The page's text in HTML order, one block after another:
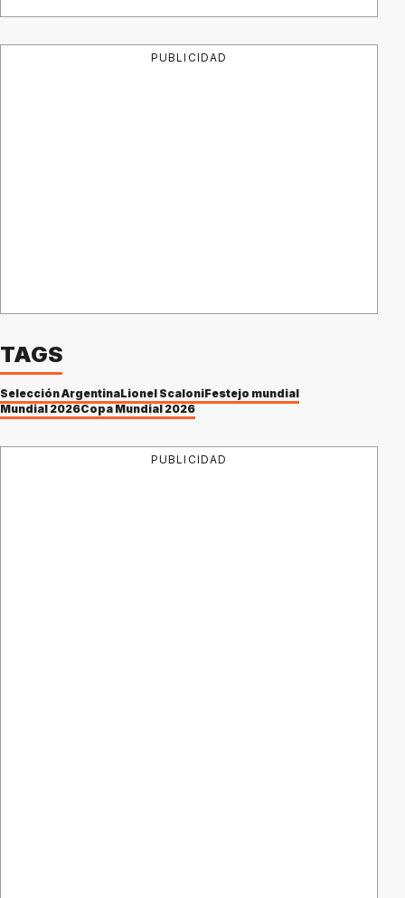
PUBLICIDAD
TAGS
Selección ArgentinaLionel ScaloniFestejo mundial
Mundial 2026Copa Mundial 2026
PUBLICIDAD